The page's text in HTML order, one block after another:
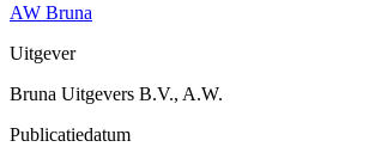
AW Bruna
Uitgever
Bruna Uitgevers B.V., A.W.
Publicatiedatum